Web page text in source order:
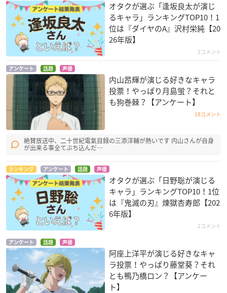
オタクが選ぶ「逢坂良太が演じ
るキャラ」ランキングTOP10！1
位は『ダイヤのA』沢村栄純【20
26年版】
2コメント
アンケート 話題 声優
内山昂輝が演じる好きなキャラ
投票！やっぱり月島蛍？それと
も狗巻棘？【アンケート】
18コメント
絶賛放送中、二十世紀電氣目録の三添洋輔が熱いです 内山さんが自身
が出来る事全てぶち込んだ…
ランキング アンケート 話題 声優
オタクが選ぶ「日野聡が演じる
キャラ」ランキングTOP10！1位
は『鬼滅の刃』煉󠄁獄杏寿郎【202
6年版】
2コメント
アンケート 話題 声優
阿座上洋平が演じる好きなキャ
ラ投票！やっぱり藤堂葵？それ
とも鴨乃橋ロン？【アンケー
ト】